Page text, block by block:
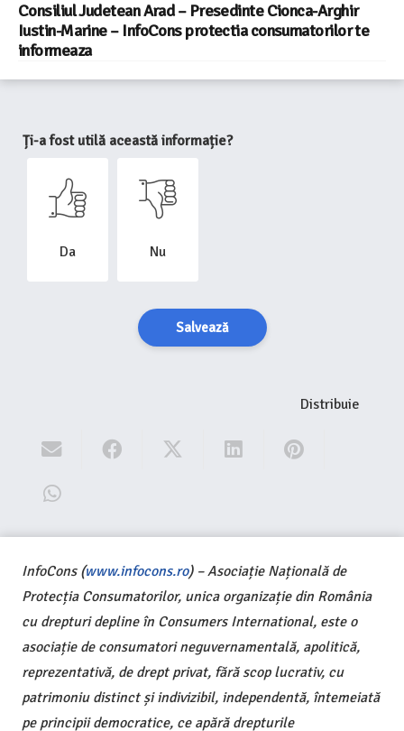
Consiliul Judetean Arad – Presedinte Cionca-Arghir
Iustin-Marine – InfoCons protectia consumatorilor te
informeaza
Ți-a fost utilă această informație?
Da Nu
Salvează
Distribuie
InfoCons (www.infocons.ro) – Asociație Națională de
Protecția Consumatorilor, unica organizație din România
cu drepturi depline în Consumers International, este o
asociație de consumatori neguvernamentală, apolitică,
reprezentativă, de drept privat, fără scop lucrativ, cu
patrimoniu distinct și indivizibil, independentă, întemeiată
pe principii democratice, ce apără drepturile